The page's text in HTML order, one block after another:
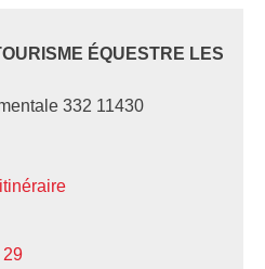
ÉQUESTRE LES
332 11430
29